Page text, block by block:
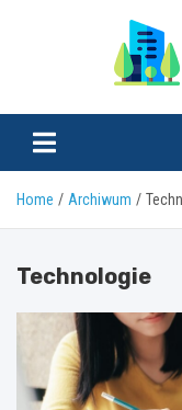
Home Archiwum
Technologie